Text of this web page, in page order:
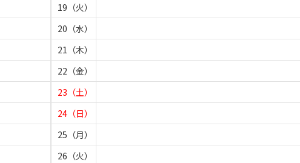
19（火）
20（水）
21（木）
22（金）
23（土）
24（日）
25（月）
26（火）